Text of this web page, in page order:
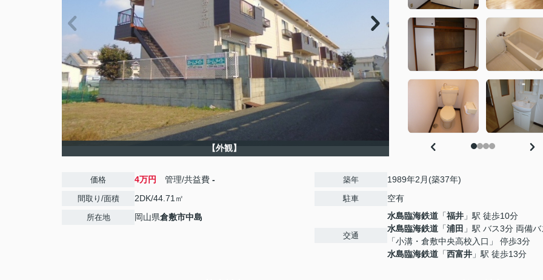
【外観】
価格 4万円 管理/共益費 -
間取り/面積 2DK/44.71㎡
所在地 岡山県倉敷市中島
築年 1989年2月(築37年)
駐車 空有
交通
水島臨海鉄道 「福井 」駅 徒歩10分
水島臨海鉄道 「浦田 」駅 バス3分 両備バ
「小溝・倉敷中央高校入口」 停歩3分
水島臨海鉄道 「西富井 」駅 徒歩13分